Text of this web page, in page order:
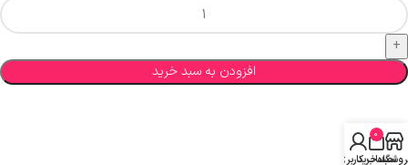
افزودن به سبد خرید
0
سبد خرید
حساب کاربری من